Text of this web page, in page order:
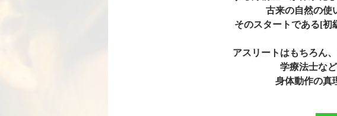
古来の自然の使
そのスタートである[初
アスリートはもちろん
学療法士な
身体動作の真